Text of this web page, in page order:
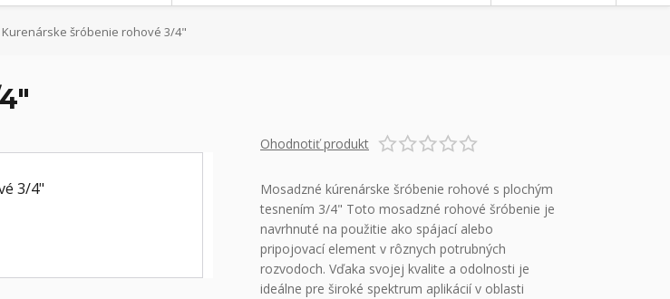
Kurenárske šróbenie rohové 3/4"
Ohodnotiť produkt
Mosadzné kúrenárske šróbenie rohové s plochým
tesnením 3/4" Toto mosadzné rohové šróbenie je
navrhnuté na použitie ako spájací alebo
pripojovací element v rôznych potrubných
rozvodoch. Vďaka svojej kvalite a odolnosti je
ideálne pre široké spektrum aplikácií v oblasti